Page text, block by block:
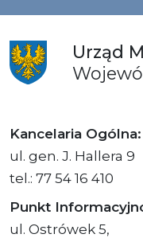
Urząd
Kancelaria Ogólna:
ul. gen. J. Hallera 9
tel.: 77 54 16 410
Punkt
ul. Ostrówek 5,